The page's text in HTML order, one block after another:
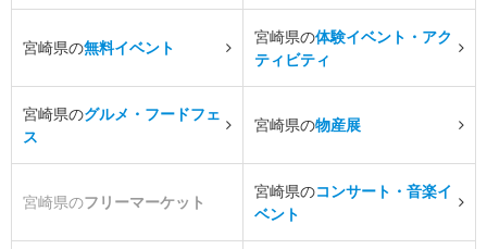
宮崎県の無料イベント
宮崎県の体験イベント・アク
ティビティ
宮崎県のグルメ・フードフェ
ス
宮崎県の物産展
宮崎県のフリーマーケット
宮崎県のコンサート・音楽イ
ベント